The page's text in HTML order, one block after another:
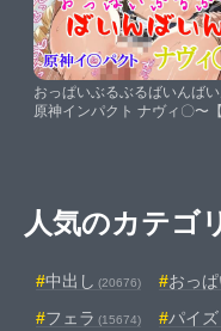
おっぱいぶるぶるばいんば
原神インパクト ナヴィ〇〜
人気のカテゴ
中出し (20676) おっ
フェラ (15674) パイズ